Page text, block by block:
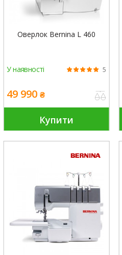
Оверлок Bernina L 460
У наявності 5
49 990₴
Купити